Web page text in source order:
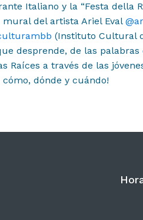
Italiano y la “Festa della
del artista Ariel Eval
(Instituto Cultural
desprende, de las
Raíces a través de las
cómo, dónde y cuándo!